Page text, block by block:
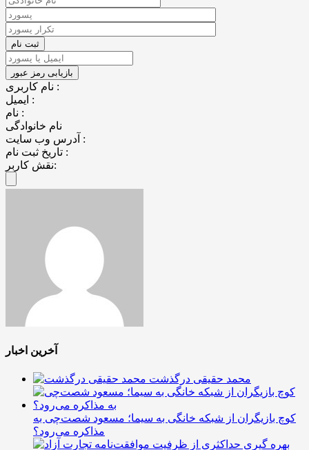
نام کاربری :
ایمیل :
نام :
نام خانوادگی
آدرس وب سایت :
تاریخ ثبت نام :
نقش کاربر:
آخرین اخبار
محمد حقیقی درگذشت
کوچ بازیگران از شبکه خانگی به سیما؛ مسعود شصت‌چی به
مذاکره می‌رود؟